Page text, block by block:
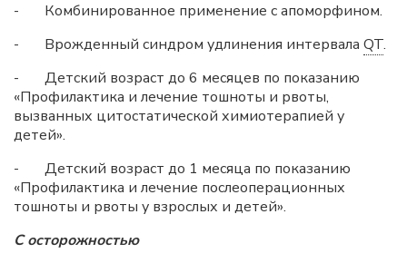
- Комбинированное применение с апоморфином.
- Врожденный синдром удлинения интервала QT.
- Детский возраст до 6 месяцев по показанию
«Профилактика и лечение тошноты и рвоты,
вызванных цитостатической химиотерапией у
детей».
- Детский возраст до 1 месяца по показанию
«Профилактика и лечение послеоперационных
тошноты и рвоты у взрослых и детей».
С осторожностью